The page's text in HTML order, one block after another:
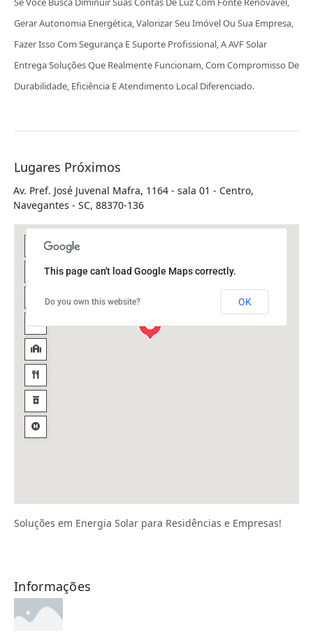
Gerar Autonomia Energética, Valorizar Seu Imóvel Ou Sua Empresa,
Fazer Isso Com Segurança E Suporte Profissional, A AVF Solar
Entrega Soluções Que Realmente Funcionam, Com Compromisso De
Durabilidade, Eficiência E Atendimento Local Diferenciado.
Lugares Próximos
Av. Pref. José Juvenal Mafra, 1164 - sala 01 - Centro,
Navegantes - SC, 88370-136
This page can't load Google Maps correctly.
Do you own this website? OK
Soluções em Energia Solar para Residências e Empresas!
Informações